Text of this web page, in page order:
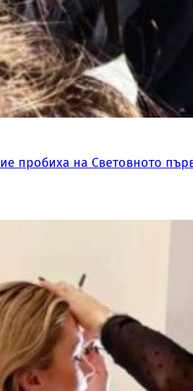
пробиха на Световното